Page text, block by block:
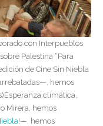
con Interpueblos
Palestina “Para
de Cine Sin Niebla
hemos
climática,
Mirera, hemos
!—, hemos